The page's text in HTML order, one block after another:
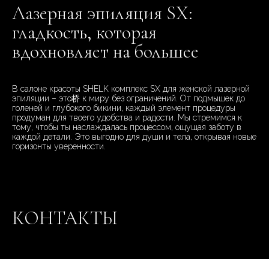
Лазерная эпиляция SX:
гладкость, которая
вдохновляет на большее
В салоне красоты SHELK комплекс SX для женской лазерной
эпиляции – это桥 к миру без ограничений. От подмышек до
голеней и глубокого бикини, каждый элемент процедуры
продуман для твоего удобства и радости. Мы стремимся к
тому, чтобы ты наслаждалась процессом, ощущая заботу в
каждой детали. Это выгодно для души и тела, открывая новые
горизонты уверенности.
КОНТАКТЫ